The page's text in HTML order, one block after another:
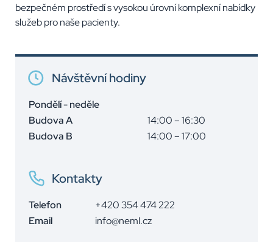
bezpečném prostředí s vysokou úrovní komplexní nabídky
služeb pro naše pacienty.
Návštěvní hodiny
Pondělí - neděle
Budova A
14:00 – 16:30
Budova B
14:00 – 17:00
Kontakty
Telefon
+420 354 474 222
Email
info@neml.cz